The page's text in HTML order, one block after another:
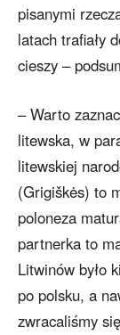
pisanymi
latach trafiały
cieszy –
– Warto
litewska, w
litewskiej
(Grigiškės) to
poloneza
partnerka to
Litwinów było
po polsku, a
zwracaliśmy